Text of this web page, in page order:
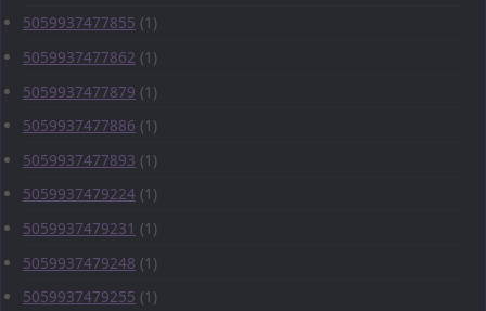
5059937477855 (1)
5059937477862 (1)
5059937477879 (1)
5059937477886 (1)
5059937477893 (1)
5059937479224 (1)
5059937479231 (1)
5059937479248 (1)
5059937479255 (1)